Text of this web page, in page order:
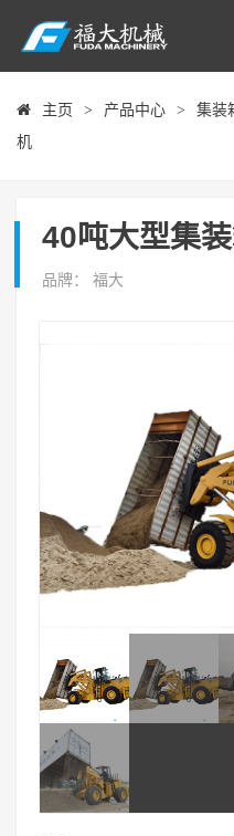
主页 > 产品中心 > 集装
机
40吨大型集
品牌： 福大